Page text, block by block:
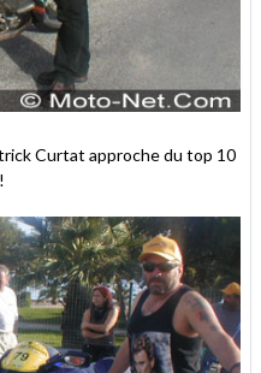
Curtat approche du top 10